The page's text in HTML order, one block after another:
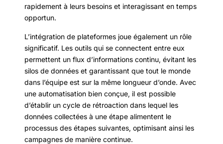
rapidement à leurs besoins et interagissant en temps
opportun.
L’intégration de plateformes joue également un rôle
significatif. Les outils qui se connectent entre eux
permettent un flux d’informations continu, évitant les
silos de données et garantissant que tout le monde
dans l’équipe est sur la même longueur d’onde. Avec
une automatisation bien conçue, il est possible
d’établir un cycle de rétroaction dans lequel les
données collectées à une étape alimentent le
processus des étapes suivantes, optimisant ainsi les
campagnes de manière continue.